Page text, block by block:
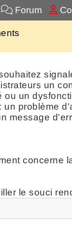
Forum
un
ou un
un problème
message
concerne
le souci